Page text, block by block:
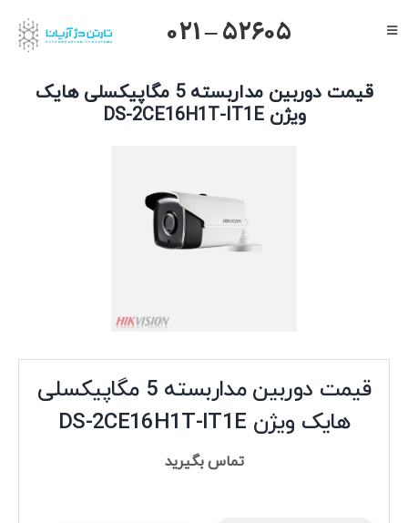
to
Toggle
گرنداستریم
021 – 52605
قیمت دوربین مداربسته 5 مگاپیکسلی هایک
ویژن DS-2CE16H1T-IT1E
قیمت دوربین مداربسته 5 مگاپیکسلی
هایک ویژن DS-2CE16H1T-IT1E
تماس بگیرید